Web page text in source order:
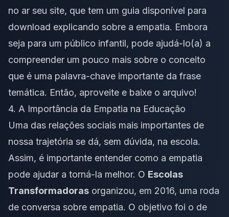
no ar seu site, que tem um guia disponível para
download explicando sobre a empatia. Embora
seja para um público infantil, pode ajudá-lo(a) a
compreender um pouco mais sobre o conceito
que é uma palavra-chave importante da frase
temática. Então, aproveite e baixe o arquivo!
4. A Importância da Empatia na Educação
Uma das relações sociais mais importantes de
nossa trajetória se dá, sem dúvida, na escola.
Assim, é importante entender como a empatia
pode ajudar a torná-la melhor. O Escolas
Transformadoras organizou, em 2016, uma roda
de conversa sobre empatia. O objetivo foi o de